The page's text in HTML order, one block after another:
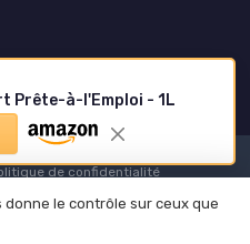
Prête-à-l'Emploi - 1L
de confidentialité
2026le contrôle sur ceux que